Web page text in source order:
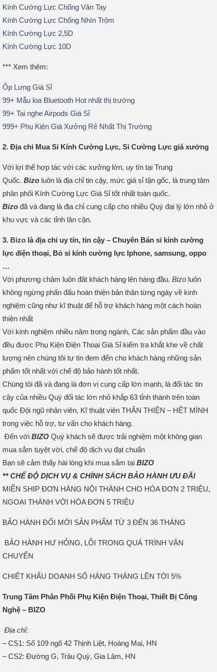
Kính Cường Lực Chống Vân Tay
Kính Cường Lực Chống Nhìn Trộm
Kính Cường Lực 2,5D
Kính Cường Lực 10D
*** Xem thêm:
Ốp Lưng Giá Sỉ
99+ Mẫu loa Bluetooth Hot nhất thị trường
99+ Tai nghe Airpods Giá Sỉ
999+ Phụ Kiện Giá Xưởng Rẻ Nhất Thị Trường
2. Địa chỉ Mua Sỉ Kính Cường Lực, Sỉ Cường Lực giá xưởng
Với lợi thế hợp tác với các xưởng lớn, uy tín tại Trung
Quốc. Bizo luôn là địa chỉ tin cậy, mức giá sỉ tận gốc, là trung tâm
phân phối Kính Cường Lực Giá Sỉ tốt nhất toàn quốc.
Bizo đã và đang là địa chỉ cung cấp cho nhiều Quý đại lý lớn nhỏ ở
khu vực và các tỉnh lân cận.
3. Bizo là địa chỉ uy tín, tin cậy – Chuyên Bán sỉ kính cường
lực điện thoại, Bỏ sỉ kính cường lực Iphone, samsung, oppo
…
Với phương châm luôn đăt khách hàng lên hàng đầu. Bizo luôn
không ngừng phấn đấu hoàn thiện bản thân từng ngày về kinh
nghiệm cũng như kĩ thuật để hỗ trợ khách hàng một cách hoàn
thiện nhất
Với kinh nghiệm nhiều năm trong ngành, Các sản phẩm đầu vào
đều được Phụ Kiện Điện Thoại Giá Sỉ kiểm tra khắt khe về chất
lượng nên chúng tôi tự tin đem đến cho khách hàng những sản
phẩm tốt nhất với chế độ bảo hành tốt nhất.
Chúng tôi đã và đang là đơn vị cung cấp lớn mạnh, là đối tác tin
cậy của nhiều Quý đối tác lớn nhỏ khắp 63 tỉnh thành trên toàn
quốc Đội ngũ nhân viên, Kĩ thuật viên THÂN THIỆN – HẾT MÌNH
trong việc hỗ trợ, tư vấn cho khách hàng.
Đến với BIZO Quý khách sẽ được trải nghiệm một không gian
mua sắm tuyệt vời, chế độ dịch vụ đạt chuẩn
Bạn sẽ cảm thấy hài lòng khi mua sắm tại BIZO
** CHẾ ĐỘ DỊCH VỤ & CHÍNH SÁCH BẢO HÀNH ƯU ĐÃI
MIỄN SHIP ĐƠN HÀNG NỘI THÀNH CHO HÓA ĐƠN 2 TRIỆU,
NGOẠI THÀNH VỚI HÓA ĐƠN 5 TRIỆU
BẢO HÀNH ĐỔI MỚI SẢN PHẨM TỪ 3 ĐẾN 36 THÁNG
BẢO HÀNH HƯ HỎNG, LỖI TRONG QUÁ TRÌNH VẬN
CHUYỂN
CHIẾT KHẤU DOANH SỐ HÀNG THÁNG LÊN TỚI 5%
Trung Tâm Phân Phối Phụ Kiện Điện Thoại, Thiết Bị Công
Nghệ – BIZO
Địa chỉ:
– CS1: Số 109 ngõ 42 Thịnh Liệt, Hoàng Mai, HN
– CS2: Đường G, Trâu Quỳ, Gia Lâm, HN